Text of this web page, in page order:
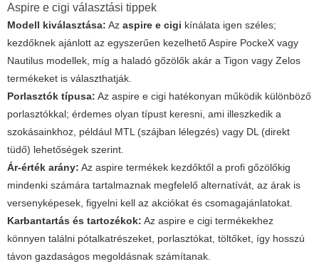
Aspire e cigi választási tippek
Modell kiválasztása: Az aspire e cigi kínálata igen széles;
kezdőknek ajánlott az egyszerűen kezelhető Aspire PockeX vagy
Nautilus modellek, míg a haladó gőzölők akár a Tigon vagy Zelos
termékeket is választhatják.
Porlasztók típusa: Az aspire e cigi hatékonyan működik különböző
porlasztókkal; érdemes olyan típust keresni, ami illeszkedik a
szokásainkhoz, például MTL (szájban lélegzés) vagy DL (direkt
tüdő) lehetőségek szerint.
Ár-érték arány: Az aspire termékek kezdőktől a profi gőzölőkig
mindenki számára tartalmaznak megfelelő alternatívát, az árak is
versenyképesek, figyelni kell az akciókat és csomagajánlatokat.
Karbantartás és tartozékok: Az aspire e cigi termékekhez
könnyen találni pótalkatrészeket, porlasztókat, töltőket, így hosszú
távon gazdaságos megoldásnak számítanak.